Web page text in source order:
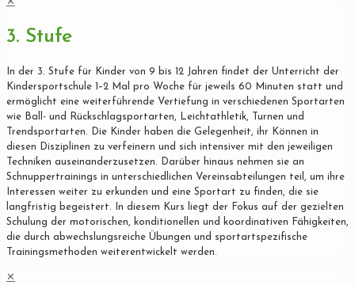
3. Stufe
In der 3. Stufe für Kinder von 9 bis 12 Jahren findet der Unterricht der
Kindersportschule 1–2 Mal pro Woche für jeweils 60 Minuten statt und
ermöglicht eine weiterführende Vertiefung in verschiedenen Sportarten
wie Ball- und Rückschlagsportarten, Leichtathletik, Turnen und
Trendsportarten. Die Kinder haben die Gelegenheit, ihr Können in
diesen Disziplinen zu verfeinern und sich intensiver mit den jeweiligen
Techniken auseinanderzusetzen. Darüber hinaus nehmen sie an
Schnuppertrainings in unterschiedlichen Vereinsabteilungen teil, um ihre
Interessen weiter zu erkunden und eine Sportart zu finden, die sie
langfristig begeistert. In diesem Kurs liegt der Fokus auf der gezielten
Schulung der motorischen, konditionellen und koordinativen Fähigkeiten,
die durch abwechslungsreiche Übungen und sportartspezifische
Trainingsmethoden weiterentwickelt werden.
✕